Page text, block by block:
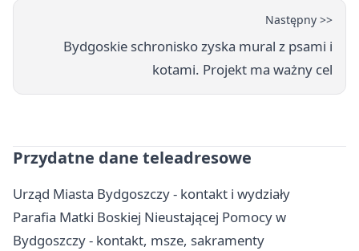
Następny >>
Bydgoskie schronisko zyska mural z psami i
kotami. Projekt ma ważny cel
Przydatne dane teleadresowe
Urząd Miasta Bydgoszczy - kontakt i wydziały
Parafia Matki Boskiej Nieustającej Pomocy w
Bydgoszczy - kontakt, msze, sakramenty